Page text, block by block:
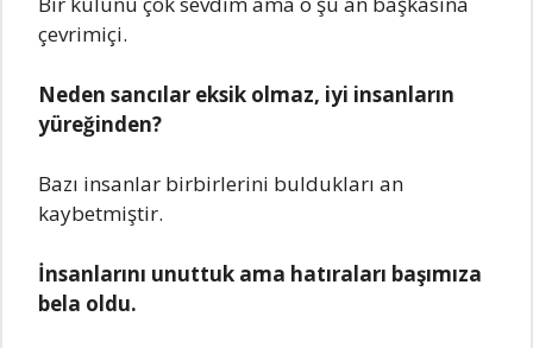
çevrimiçi.
Neden sancılar eksik olmaz, iyi insanların
yüreğinden?
Bazı insanlar birbirlerini buldukları an
kaybetmiştir.
İnsanlarını unuttuk ama hatıraları başımıza
bela oldu.